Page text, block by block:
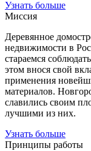
Узнать больше
Миссия
Деревянное
недвижимости в
стараемся
этом внося свой
применения
материалов.
славились своим
лучшими из них.
Узнать больше
Принципы работы